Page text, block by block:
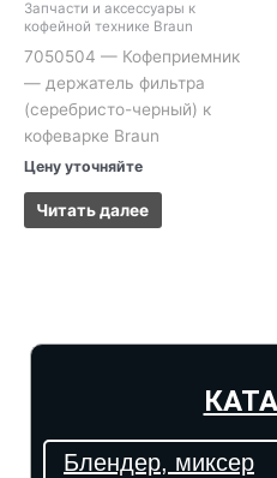
Запчасти и аксессуары к
кофейной технике Braun
7050504 — Кофеприемник
— держатель фильтра
(серебристо-черный) к
кофеварке Braun
Цену уточняйте
Читать далее
Блендер, миксер